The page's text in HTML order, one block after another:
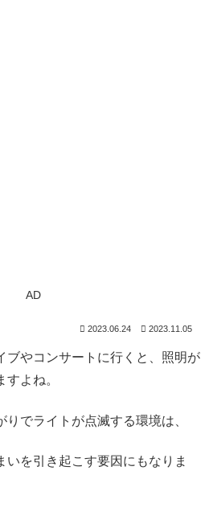
AD
2023.06.24 2023.11.05
ブやコンサートに行くと、照明が
よね。
でライトが点滅する環境は、
いを引き起こす要因にもなりま